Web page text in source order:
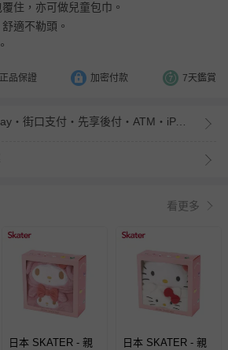
住，亦可做兒童包巾。
適不勒頭。
正品保證 加密付款 7天鑑賞
信用卡・LINE Pay・街口支付・先享後付・ATM・iPASS MONEY
看更多
日本 SKATER - 親
日本 SKATER - 親